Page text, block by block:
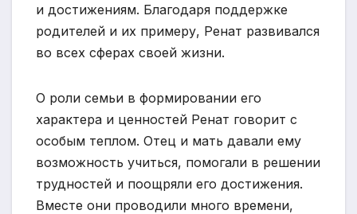
и достижениям. Благодаря поддержке
родителей и их примеру, Ренат развивался
во всех сферах своей жизни.
О роли семьи в формировании его
характера и ценностей Ренат говорит с
особым теплом. Отец и мать давали ему
возможность учиться, помогали в решении
трудностей и поощряли его достижения.
Вместе они проводили много времени,